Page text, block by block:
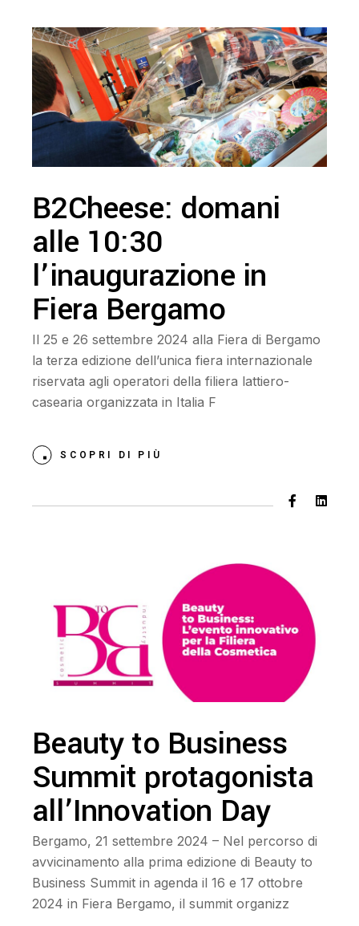
B2Cheese: domani
alle 10:30
l’inaugurazione in
Fiera Bergamo
Il 25 e 26 settembre 2024 alla Fiera di Bergamo
la terza edizione dell’unica fiera internazionale
riservata agli operatori della filiera lattiero-
casearia organizzata in Italia F
SCOPRI DI PIÙ
Beauty to Business
Summit protagonista
all’Innovation Day
Bergamo, 21 settembre 2024 – Nel percorso di
avvicinamento alla prima edizione di Beauty to
Business Summit in agenda il 16 e 17 ottobre
2024 in Fiera Bergamo, il summit organizz